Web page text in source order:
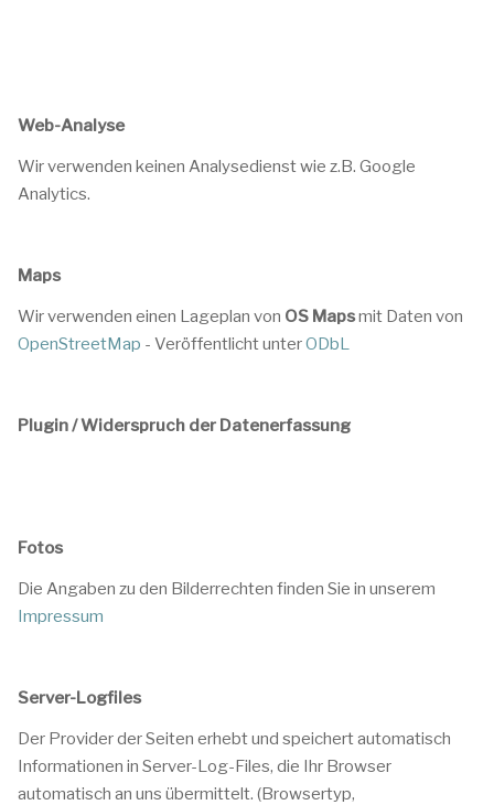
Web-Analyse
Wir verwenden keinen Analysedienst wie z.B. Google
Analytics.
Maps
Wir verwenden einen Lageplan von OS Mapsmit Daten von
OpenStreetMap - Veröffentlicht unterODbL
Plugin / Widerspruch der Datenerfassung
Fotos
Die Angaben zu den Bilderrechten finden Sie in unserem
Impressum
Server-Logfiles
Der Provider der Seiten erhebt und speichert automatisch
Informationen in Server-Log-Files, die Ihr Browser
automatisch an uns übermittelt. (Browsertyp,